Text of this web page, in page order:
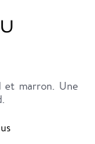
et marron. Une